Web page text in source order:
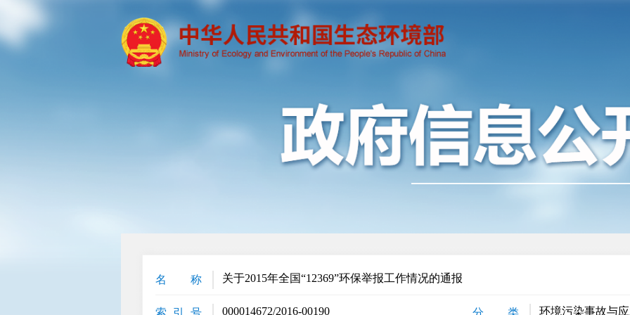
名 称 关于2015年全国“12369”环保举报工作情况的通报
索 引 号 000014672/2016-00190 分 类 环境污染事故与